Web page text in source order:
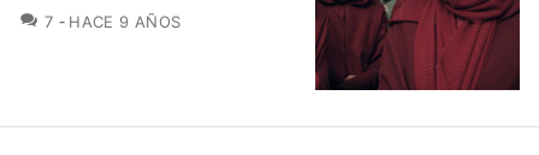
7 COMENTARIOS
HACE 9 AÑOS